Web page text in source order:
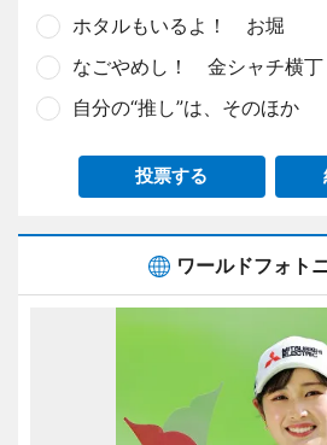
ホタルもいるよ！ お堀
なごやめし！ 金シャチ横丁
自分の“推し”は、そのほか
投票する
ワールドフォト